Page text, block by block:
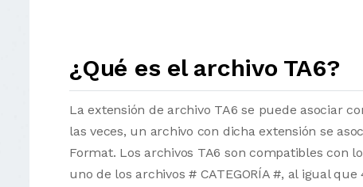
¿Qué es el archivo TA6?
La extensión de archivo TA6 se puede asociar
las veces, un archivo con dicha extensión se
Format. Los archivos TA6 son compatibles con
uno de los archivos # CATEGORÍA #, al igual